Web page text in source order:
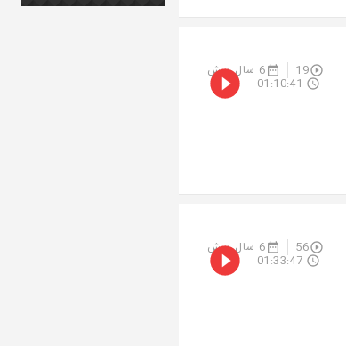
19 6 سال پیش
01:10:41
56 6 سال پیش
01:33:47